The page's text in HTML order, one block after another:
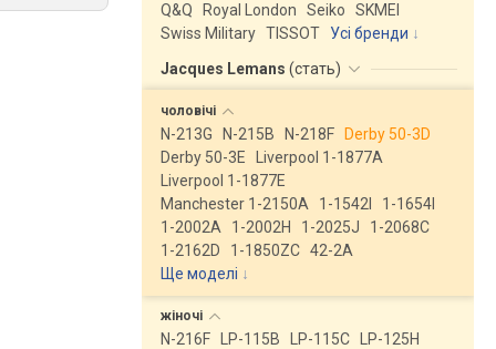
Q&Q
Royal London Seiko
SKMEI
Swiss Military TISSOT
Усі бренди
Jacques Lemans (стать)
чоловічі
N-213G N-215B N-218F
Derby 50-3D
Derby 50-3E
Liverpool 1-1877A
Liverpool 1-1877E
Manchester 1-2150A
1-1542I
1-1654I
1-2002A
1-2002H 1-2025J
1-2068C
1-2162D
1-1850ZC 42-2A
Ще моделі ↓
жіночі
N-216F LP-115B LP-115C
LP-125H